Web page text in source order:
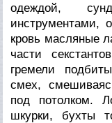
одеждой,
инструментами,
кровь масляные
части
гремели
смех,
под потолком.
шкурки, бухты